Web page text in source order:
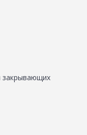
закрывающих